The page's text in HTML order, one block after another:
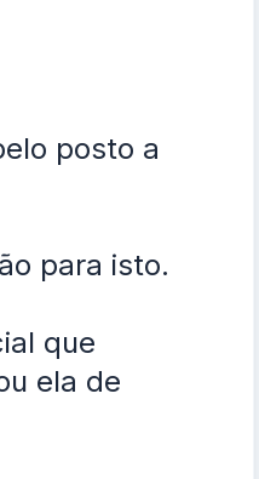
posto a
para isto.
que
ela de